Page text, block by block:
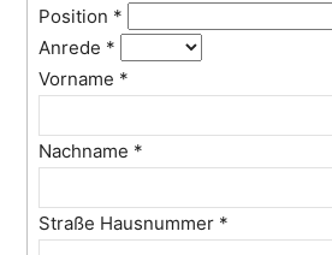
Position *
Anrede *
Vorname *
Nachname *
Straße Hausnummer *